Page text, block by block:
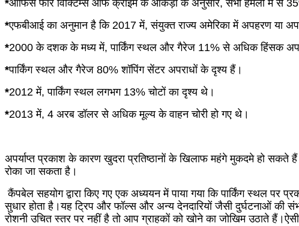
*ऑफिस फॉर विक्टिम्स ऑफ क्राइम के आंकड़ों के अनुसार, सभी हमलों में से
*एफबीआई का अनुमान है कि 2017 में, संयुक्त राज्य अमेरिका में अपहरण
*2000 के दशक के मध्य में, पार्किंग स्थल और गैरेज 11% से अधिक हिंसक
*पार्किंग स्थल और गैरेज 80% शॉपिंग सेंटर अपराधों के दृश्य हैं।
*2012 में, पार्किंग स्थल लगभग 13% चोटों का दृश्य थे।
*2013 में, 4 अरब डॉलर से अधिक मूल्य के वाहन चोरी हो गए थे।
अपर्याप्त प्रकाश के कारण खुदरा प्रतिष्ठानों के खिलाफ महंगे मुकदमे हो सकते
रोका जा सकता है।
कैंपबेल सहयोग द्वारा किए गए एक अध्ययन में पाया गया कि पार्किंग स्थल पर
सुधार होता है।यह ट्रिप और फॉल्स और अन्य देनदारियों जैसी दुर्घटनाओं की
रोशनी उचित स्तर पर नहीं है तो आप ग्राहकों को खोने का जोखिम उठाते